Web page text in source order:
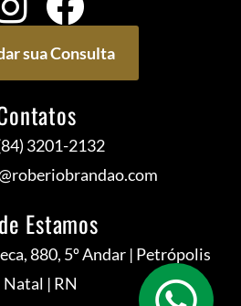
sua Consulta
3201-2132
Estamos
880, 5º Andar | Petrópolis
Natal | RN